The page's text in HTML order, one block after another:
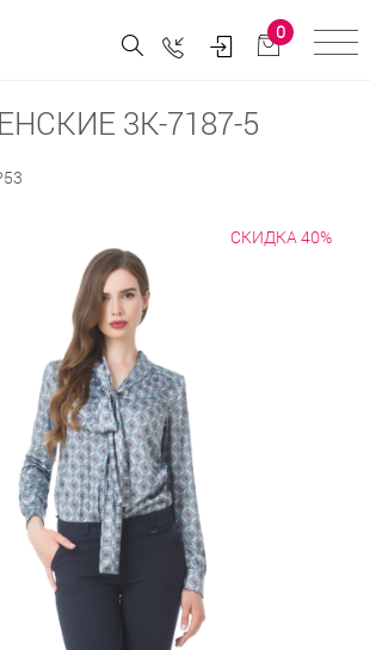
0
3К-7187-5
СКИДКА 40%